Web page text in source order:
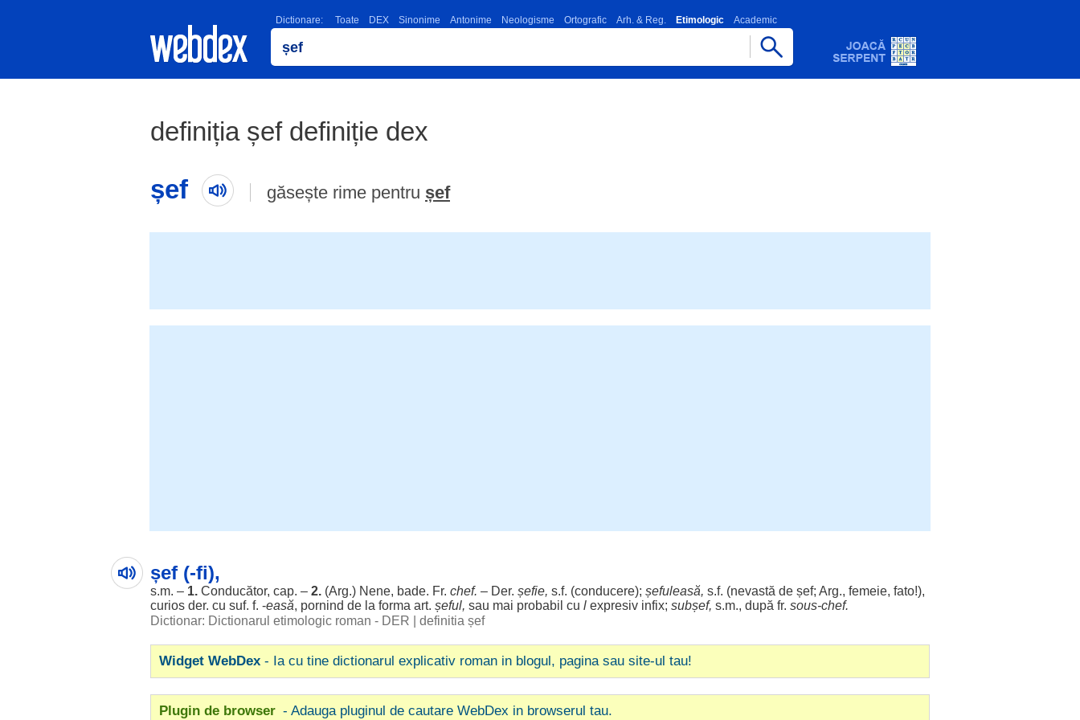
Dictionare: Toate DEX Sinonime Antonime Neologisme Ortografic Arh. & Reg. Etimologic Academic
definiția șef definiție dex
șef
găsește rime pentru șef
șef (-fi),
s.m. – 1. Conducător, cap. – 2. (Arg.) Nene, bade. Fr. chef. – Der. șefie, s.f. (conducere); șefuleasă, s.f. (nevastă de șef; Arg., femeie, fato!),
curios der. cu suf. f. -easă, pornind de la forma art. șeful, sau mai probabil cu l expresiv infix; subșef, s.m., după fr. sous-chef.
Dictionar: Dictionarul etimologic roman - DER
definitia șef
Widget WebDex - Ia cu tine dictionarul explicativ roman in blogul, pagina sau site-ul tau!
Plugin de browser - Adauga pluginul de cautare WebDex in browserul tau.